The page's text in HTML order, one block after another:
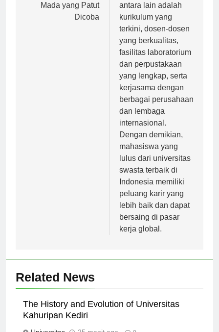
Mada yang Patut
Dicoba
antara lain adalah
kurikulum yang
terkini, dosen-dosen
yang berkualitas,
fasilitas laboratorium
dan perpustakaan
yang lengkap, serta
kerjasama dengan
berbagai perusahaan
dan lembaga
internasional.
Dengan demikian,
mahasiswa yang
lulus dari universitas
swasta terbaik di
Indonesia memiliki
peluang karir yang
lebih baik dan dapat
bersaing di pasar
kerja global.
Related News
The History and Evolution of Universitas
Kahuripan Kediri